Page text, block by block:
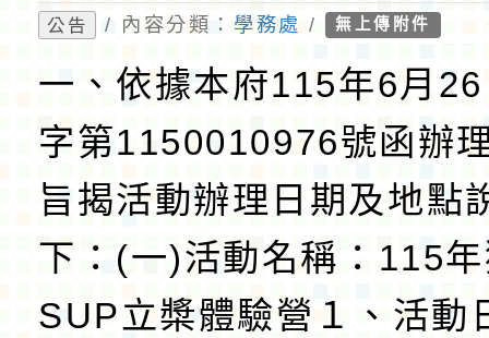
「115年划船體驗營」
公告 / 內容分類： 學務處 / 無上傳附件
一、依據本府115年6月
字第1150010976號函辦
旨揭活動辦理日期及地點
下：(一)活動名稱：115
SUP立槳體驗營１、活動